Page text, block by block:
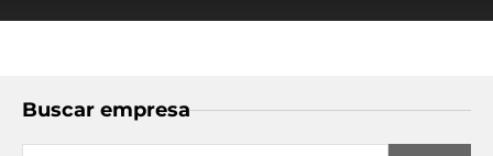
Buscar empresa